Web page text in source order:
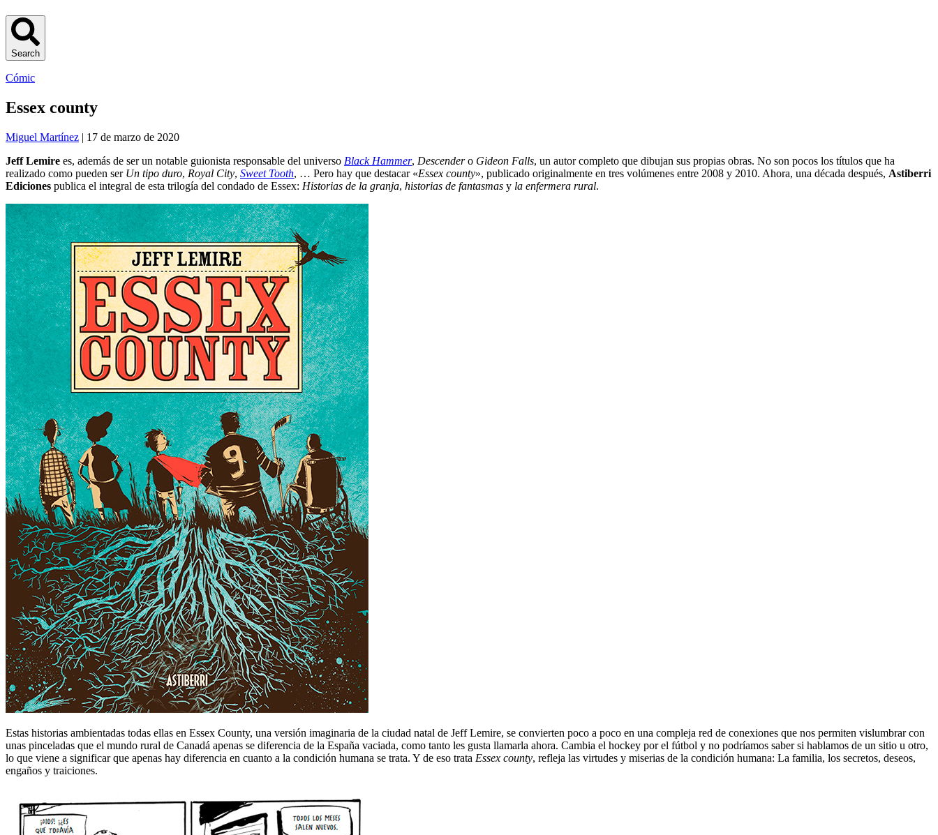
Search
Cómic
Essex county
Miguel Martínez | 17 de marzo de 2020
Jeff Lemire es, además de ser un notable guionista responsable del universo Black Hammer, Descendero Gideon Falls, un autor completo que dibujan sus propias obras. No son pocos los títulos que ha
realizado como pueden ser Un tipo duro, Royal City, Sweet Tooth, … Pero hay que destacar «Essex county», publicado originalmente en tres volúmenes entre 2008 y 2010. Ahora, una década después, Astiberri
Ediciones publica el integral de esta trilogía del condado de Essex: Historias de la granja, historias de fantasmas y la enfermera rural.
Estas historias ambientadas todas ellas en Essex County, una versión imaginaria de la ciudad natal de Jeff Lemire, se convierten poco a poco en una compleja red de conexiones que nos permiten vislumbrar con
unas pinceladas que el mundo rural de Canadá apenas se diferencia de la España vaciada, como tanto les gusta llamarla ahora. Cambia el hockey por el fútbol y no podríamos saber si hablamos de un sitio u otro,
lo que viene a significar que apenas hay diferencia en cuanto a la condición humana se trata. Y de eso trata Essex county, refleja las virtudes y miserias de la condición humana: La familia, los secretos, deseos,
engaños y traiciones.